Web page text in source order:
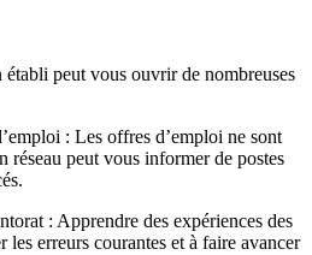
peut vous ouvrir de nombreuses
: Les offres d’emploi ne sont
réseau peut vous informer de postes
: Apprendre des expériences des
les erreurs courantes et à faire avancer